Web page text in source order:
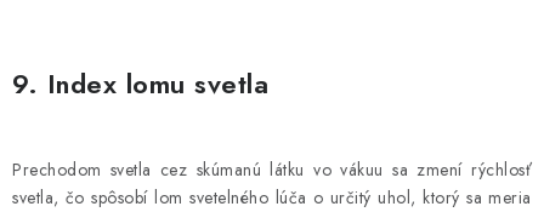
9. Index lomu svetla
Prechodom svetla cez skúmanú látku vo vákuu sa zmení rýchlosť
svetla, čo spôsobí lom svetelného lúča o určitý uhol, ktorý sa meria